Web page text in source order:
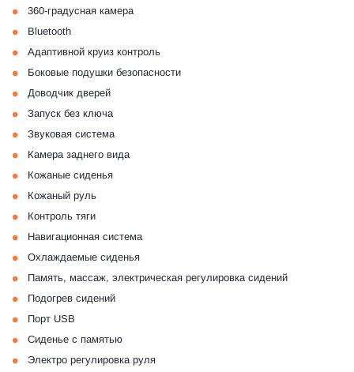
• 360-градусная камера
• Bluetooth
• Адаптивной круиз контроль
• Боковые подушки безопасности
• Доводчик дверей
• Запуск без ключа
• Звуковая система
• Камера заднего вида
• Кожаные сиденья
• Кожаный руль
• Контроль тяги
• Навигационная система
• Охлаждаемые сиденья
• Память, массаж, электрическая регулировка сидений
• Подогрев сидений
• Порт USB
• Сиденье с памятью
• Электро регулировка руля